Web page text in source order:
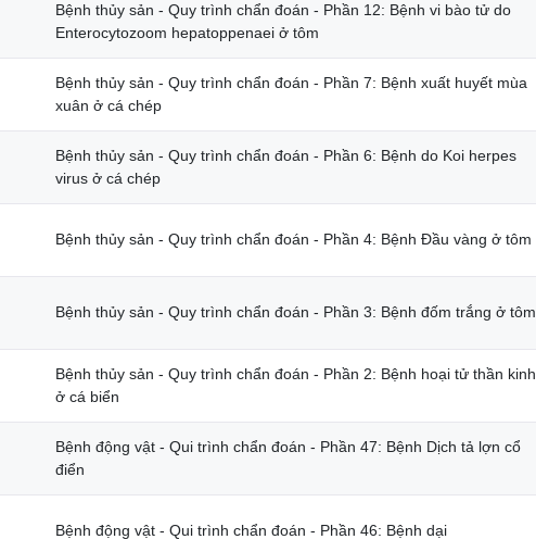
Bệnh thủy sản - Quy trình chẩn đoán - Phần 12: Bệnh vi bào tử do
Enterocytozoom hepatoppenaei ở tôm
Bệnh thủy sản - Quy trình chẩn đoán - Phần 7: Bệnh xuất huyết mùa
xuân ở cá chép
Bệnh thủy sản - Quy trình chẩn đoán - Phần 6: Bệnh do Koi herpes
virus ở cá chép
Bệnh thủy sản - Quy trình chẩn đoán - Phần 4: Bệnh Đầu vàng ở tôm
Bệnh thủy sản - Quy trình chẩn đoán - Phần 3: Bệnh đốm trắng ở tôm
Bệnh thủy sản - Quy trình chẩn đoán - Phần 2: Bệnh hoại tử thần kinh
ở cá biển
Bệnh động vật - Qui trình chẩn đoán - Phần 47: Bệnh Dịch tả lợn cổ
điển
Bệnh động vật - Qui trình chẩn đoán - Phần 46: Bệnh dại